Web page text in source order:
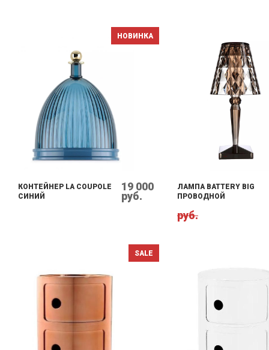
НОВИНКА
КОНТЕЙНЕР LA COUPOLE
СИНИЙ
19 000
руб.
ЛАМПА BATTERY BIG
ПРОВОДНОЙ
руб.